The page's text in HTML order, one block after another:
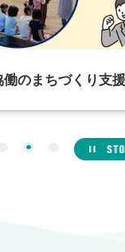
くらし
指す方へ】筑西市
車用ヘルメット購入
働のまちづくり支
張整備事業「事業
Previous
1